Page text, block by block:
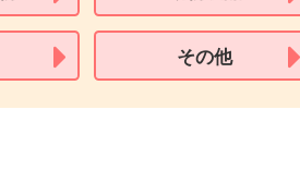
違がある場合、ご本人様名義の現住所が確認
の買取はいたしません。